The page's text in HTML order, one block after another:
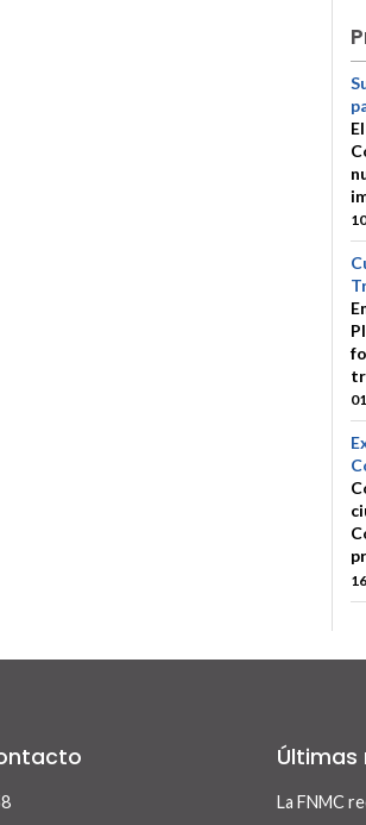
Últimas